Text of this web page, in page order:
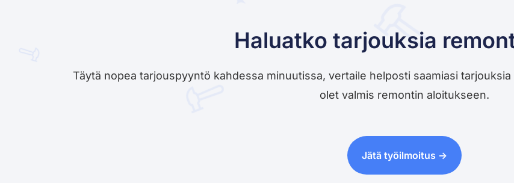
Haluatko tarjouksia
Täytä nopea tarjouspyyntö kahdessa minuutissa, vertaile helposti saamiasi
olet valmis remontin aloitukseen.
Jätä työilmoitus ->